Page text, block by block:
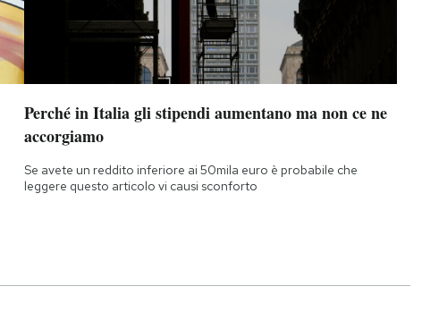
Perché in Italia gli stipendi aumentano ma non ce ne
accorgiamo
Se avete un reddito inferiore ai 50mila euro è probabile che
leggere questo articolo vi causi sconforto